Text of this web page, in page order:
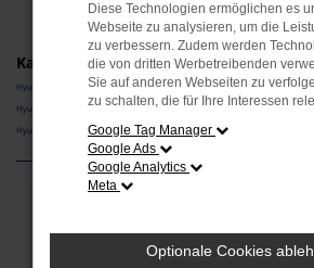
Kategorie
Hyundai i10 Vorführwagen Moosburg
Hyundai i10 Tageszulassung Moosburg
Hyundai i10 Gebrauchtwagen Moosburg
Beim Laden ist ein Fehler
Diese Technologien ermöglichen es
Webseite zu analysieren, um die
zu verbessern. Zudem werden
die von dritten Werbetreibenden
Sie auf anderen Webseiten zu
zu schalten, die für Ihre Interessen
Google Tag Manager
Google Ads
Google Analytics
Meta
Optionale Cookies